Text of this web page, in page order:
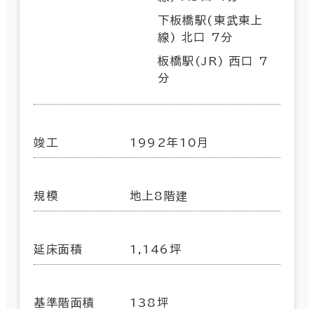
下板橋駅(東武東上
線) 北口 7分
板橋駅(JR) 西口 7
分
竣工 1992年10月
規模 地上8階建
延床面積 1,146坪
基準階面積 138坪